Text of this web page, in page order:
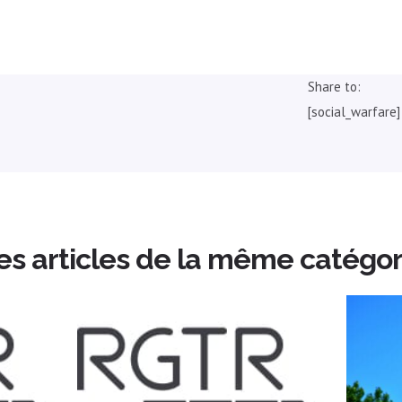
Share to:
[social_warfare]
articles de la même